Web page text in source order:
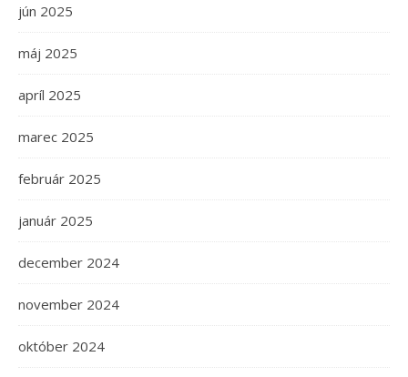
jún 2025
máj 2025
apríl 2025
marec 2025
február 2025
január 2025
december 2024
november 2024
október 2024